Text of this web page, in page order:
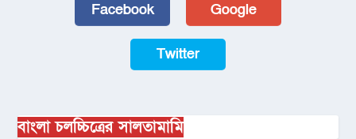
Facebook Google
Twitter
বাংলা চলচ্চিত্রের সালতামামি